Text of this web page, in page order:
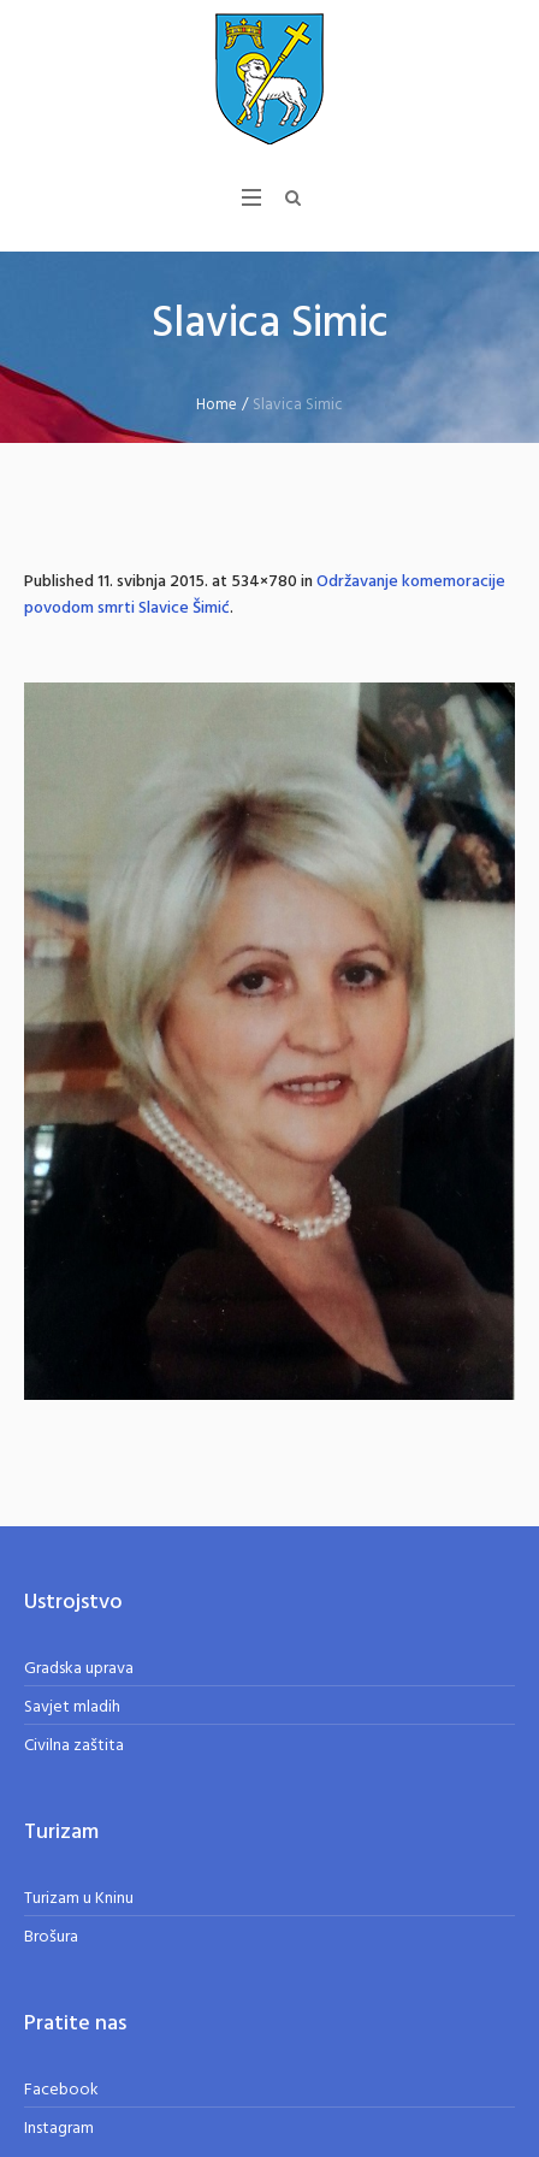
Slavica Simic
Home /Slavica Simic
Published11. svibnja 2015.at 534×780 inOdržavanje komemoracije
povodom smrti Slavice Šimić.
Ustrojstvo
Gradska uprava
Savjet mladih
Civilna zaštita
Turizam
Turizam u Kninu
Brošura
Pratite nas
Facebook
Instagram